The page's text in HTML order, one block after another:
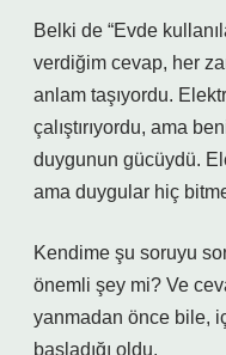
Belki de “Evde
verdiğim cevap, her
anlam taşıyordu.
çalıştırıyordu, ama
duygunun gücüydü.
ama duygular hiç
Kendime şu soruyu
önemli şey mi? Ve
yanmadan önce bile,
başladığı oldu.